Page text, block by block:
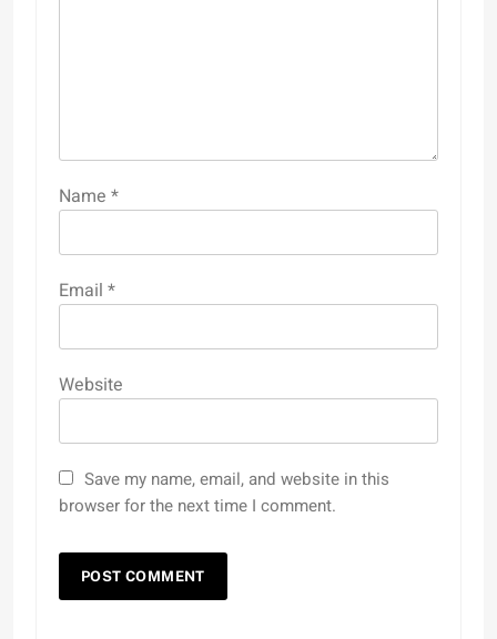
Name *
Email *
Website
Save my name, email, and website in this
browser for the next time I comment.